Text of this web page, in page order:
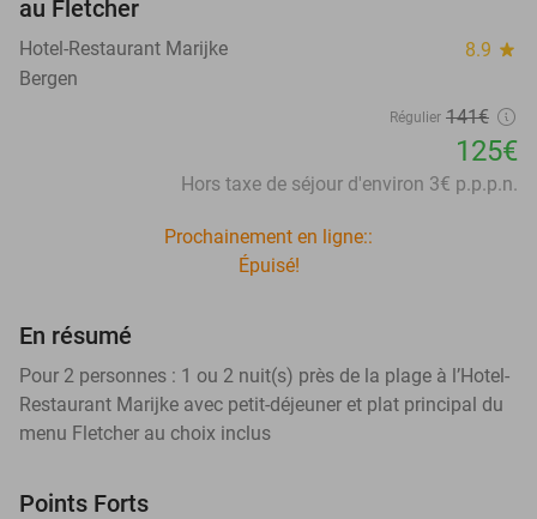
au Fletcher
Hotel-Restaurant Marijke 8.9 star
Bergen
Régulier 141€
125€
Hors taxe de séjour d'environ 3€ p.p.p.n.
Prochainement en ligne::
Épuisé!
En résumé
Pour 2 personnes : 1 ou 2 nuit(s) près de la plage à l’Hotel-
Restaurant Marijke avec petit-déjeuner et plat principal du
menu Fletcher au choix inclus
Points Forts